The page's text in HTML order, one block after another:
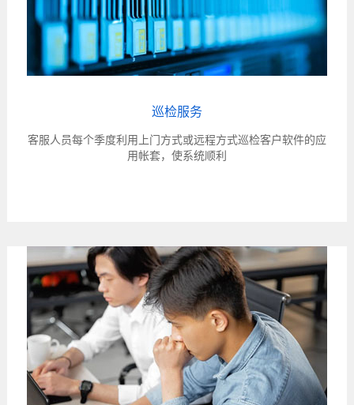
巡检服务
客服人员每个季度利用上门方式或远程方式巡检客户软件的应
用帐套，使系统顺利